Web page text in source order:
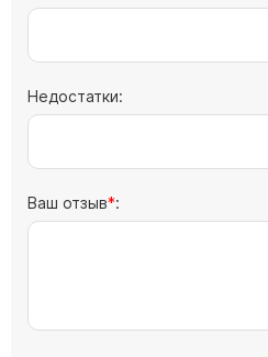
Недостатки:
Ваш отзыв :